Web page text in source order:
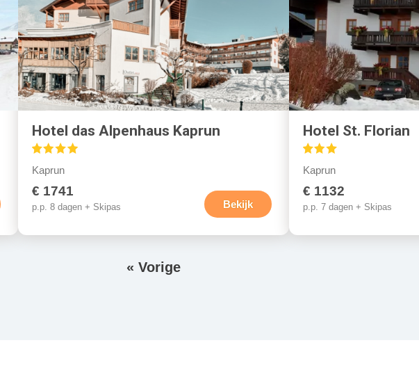
Hotel das Alpenhaus Kaprun
Kaprun
€ 1741
p.p. 8 dagen + Skipas Bekijk
Hotel St. Florian
Kaprun
€ 1132
p.p. 7 dagen + Skipas
V
« Vorige